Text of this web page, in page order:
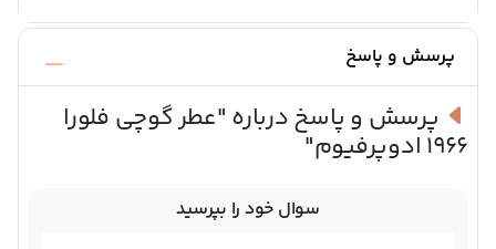
پرسش و پاسخ
پرسش و پاسخ درباره "عطر گوچی فلورا
1966 ادوپرفیوم"
سوال خود را بپرسید